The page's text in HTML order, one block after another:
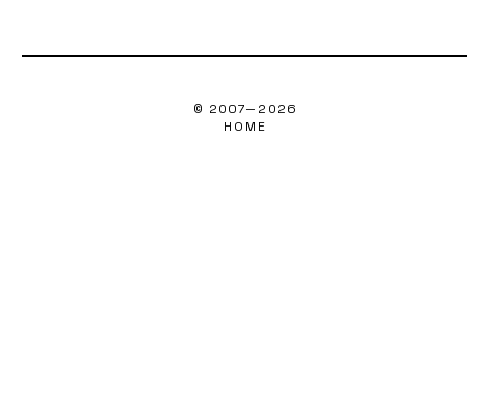
© 2007—2026
HOME